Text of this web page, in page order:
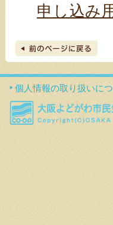
申し込み
個人情報の取り扱いに